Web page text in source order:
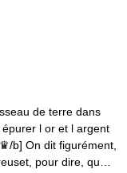
de terre dans
l or et l argent
b] On dit figurément,
pour dire, qu…